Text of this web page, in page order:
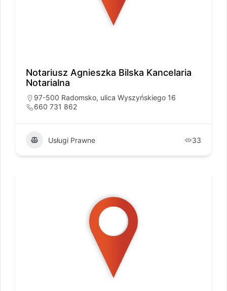
Notariusz Agnieszka Bilska Kancelaria
Notarialna
97-500 Radomsko, ulica Wyszyńskiego 16
660 731 862
Usługi Prawne 33